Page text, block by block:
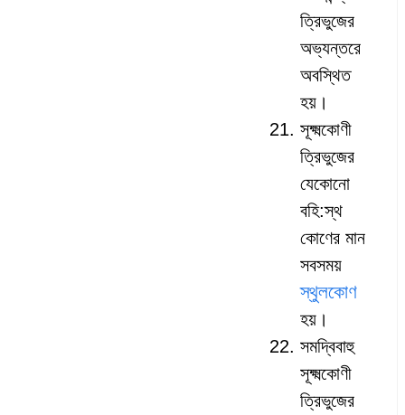
ত্রিভুজের
অভ্যন্তরে
অবস্থিত
হয়।
সূক্ষ্মকোণী
ত্রিভুজের
যেকোনো
বহি:স্থ
কোণের মান
সবসময়
স্থুলকোণ
হয়।
সমদ্বিবাহু
সূক্ষ্মকোণী
ত্রিভুজের